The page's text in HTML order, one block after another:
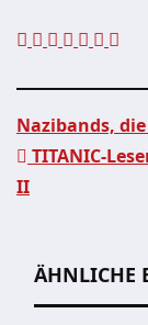
Nazibands,
TITANIC-
II
ÄHNLICHE